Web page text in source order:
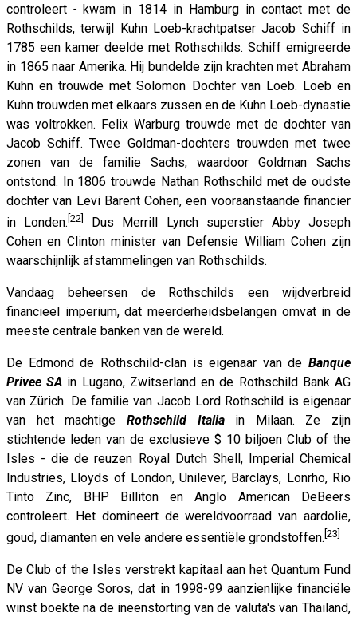
controleert - kwam in 1814 in Hamburg in contact met de
Rothschilds, terwijl Kuhn Loeb-krachtpatser Jacob Schiff in
1785 een kamer deelde met Rothschilds. Schiff emigreerde
in 1865 naar Amerika. Hij bundelde zijn krachten met Abraham
Kuhn en trouwde met Solomon Dochter van Loeb. Loeb en
Kuhn trouwden met elkaars zussen en de Kuhn Loeb-dynastie
was voltrokken. Felix Warburg trouwde met de dochter van
Jacob Schiff. Twee Goldman-dochters trouwden met twee
zonen van de familie Sachs, waardoor Goldman Sachs
ontstond. In 1806 trouwde Nathan Rothschild met de oudste
dochter van Levi Barent Cohen, een vooraanstaande financier
in Londen.[22]
Dus Merrill Lynch superstier Abby Joseph
Cohen en Clinton minister van Defensie William Cohen zijn
waarschijnlijk afstammelingen van Rothschilds.
Vandaag beheersen de Rothschilds een wijdverbreid
financieel imperium, dat meerderheidsbelangen omvat in de
meeste centrale banken van de wereld.
De Edmond de Rothschild-clan is eigenaar van de Banque
Privee SA in Lugano, Zwitserland en de Rothschild Bank AG
van Zürich. De familie van Jacob Lord Rothschild is eigenaar
van het machtige Rothschild Italiain Milaan. Ze zijn
stichtende leden van de exclusieve $ 10 biljoen Club of the
Isles - die de reuzen Royal Dutch Shell, Imperial Chemical
Industries, Lloyds of London, Unilever, Barclays, Lonrho, Rio
Tinto Zinc, BHP Billiton en Anglo American DeBeers
controleert. Het domineert de wereldvoorraad van aardolie,
goud, diamanten en vele andere essentiële grondstoffen. [23]
De Club of the Isles verstrekt kapitaal aan het Quantum Fund
NV van George Soros, dat in 1998-99 aanzienlijke financiële
winst boekte na de ineenstorting van de valuta's van Thailand,